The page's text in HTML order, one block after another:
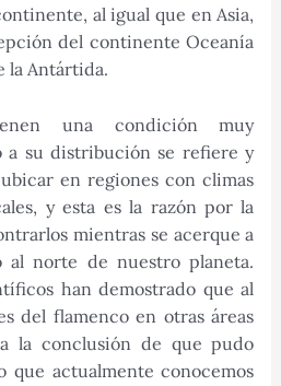
al igual que en Asia,
del continente Oceanía
la Antártida.
una condición muy
a su distribución se refiere y
en regiones con climas
y esta es la razón por la
mientras se acerque a
norte de nuestro planeta.
han demostrado que al
del flamenco en otras áreas
la conclusión de que pudo
que actualmente conocemos